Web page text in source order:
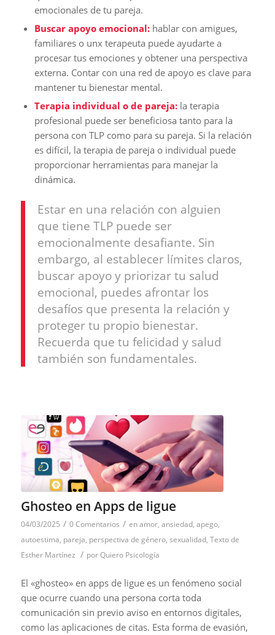
emocionales de tu pareja.
Buscar apoyo emocional: hablar con amigues,
familiares o unx terapeuta puede ayudarte a
procesar tus emociones y obtener una perspectiva
externa. Contar con una red de apoyo es clave para
mantener tu bienestar mental.
Terapia individual o de pareja: la terapia
profesional puede ser beneficiosa tanto para la
persona con TLP como para su pareja. Si la relación
es difícil, la terapia de pareja o individual puede
proporcionar herramientas para manejar la
dinámica.
Estar en una relación con alguien
que tiene TLP puede ser
emocionalmente desafiante. Sin
embargo, al establecer límites claros,
buscar apoyo y priorizar tu salud
emocional, puedes afrontar los
desafíos que presenta la relación y
proteger tu propio bienestar.
Recuerda que tu felicidad y salud
también son fundamentales.
Ghosteo en Apps de ligue
04/03/2025 / 0 Comentarios / enamor, ansiedad, apego,
autoestima, pareja, perspectiva de género, sexualidad, Texto de
Esther Martínez / porQuiero Psicología
El «ghosteo» en apps de ligue es un fenómeno social
que ocurre cuando una persona corta toda
comunicación sin previo aviso en entornos digitales,
como las aplicaciones de citas. Esta forma de evasión,